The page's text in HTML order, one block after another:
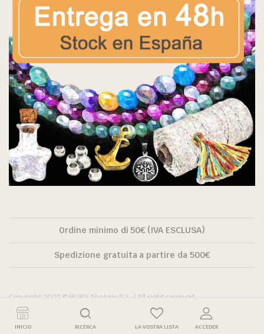
Ordine minimo di 50€ (IVA ESCLUSA)
Spedizione gratuita a partire da 500€
Copyright 2022 © RUBY Abalorio S.L. | All right reserved.
INICIO RICERCA LA VOSTRA LISTA ACCEDER